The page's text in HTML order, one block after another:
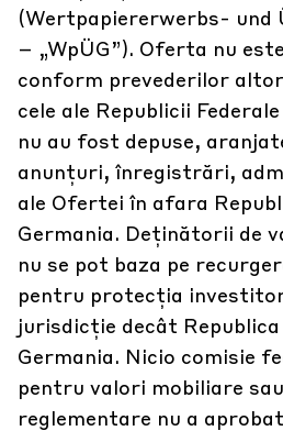
(Wertpapiererwerbs- und
– „WpÜG”). Oferta nu
conform prevederilor
cele ale Republicii
nu au fost depuse,
anunțuri, înregistrări,
ale Ofertei în afara
Germania. Deținătorii de
nu se pot baza pe
pentru protecția
jurisdicție decât Republica
Germania. Nicio comisie
pentru valori mobiliare
reglementare nu a